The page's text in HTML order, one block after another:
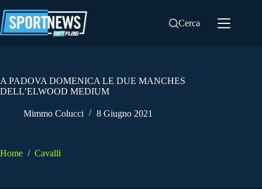
al
contenuto
Cerca
A PADOVA DOMENICA LE DUE MANCHES
DELL’ELWOOD MEDIUM
Mimmo Colucci 8 Giugno 2021
Home / Cavalli